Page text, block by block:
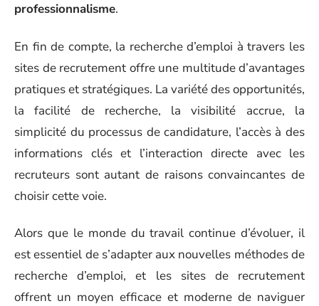
professionnalisme.
En fin de compte, la recherche d’emploi à travers les
sites de recrutement offre une multitude d’avantages
pratiques et stratégiques. La variété des opportunités,
la facilité de recherche, la visibilité accrue, la
simplicité du processus de candidature, l’accès à des
informations clés et l’interaction directe avec les
recruteurs sont autant de raisons convaincantes de
choisir cette voie.
Alors que le monde du travail continue d’évoluer, il
est essentiel de s’adapter aux nouvelles méthodes de
recherche d’emploi, et les sites de recrutement
offrent un moyen efficace et moderne de naviguer